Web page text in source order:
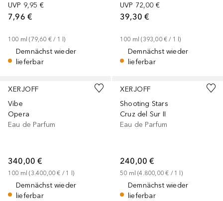
UVP 9,95 €
7,96 €
100 ml (79,60 € / 1 l)
Demnächst wieder
lieferbar
UVP 72,00 €
39,30 €
100 ml (393,00 € / 1 l)
Demnächst wieder
lieferbar
XERJOFF
Vibe
Opera
Eau de Parfum
340,00 €
100 ml (3.400,00 € / 1 l)
Demnächst wieder
lieferbar
Größe
XERJOFF
Shooting Stars
Cruz del Sur II
Eau de Parfum
240,00 €
50 ml (4.800,00 € / 1 l)
Demnächst wieder
lieferbar